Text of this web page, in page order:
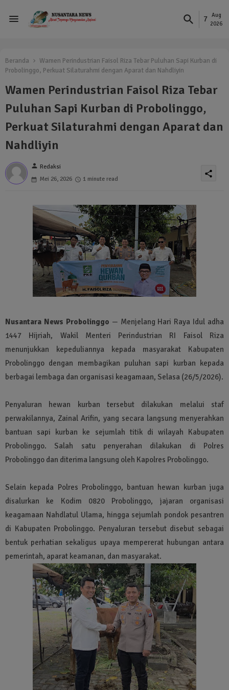
7
Aug
2026
Beranda
Wamen Perindustrian Faisol Riza Tebar Puluhan Sapi Kurban di
Probolinggo, Perkuat Silaturahmi dengan Aparat dan Nahdliyin
Wamen Perindustrian Faisol Riza Tebar
Puluhan Sapi Kurban di Probolinggo,
Perkuat Silaturahmi dengan Aparat dan
Nahdliyin
person Redaksi
Mei 26, 2026
1 minute read
share
Nusantara News Probolinggo — Menjelang Hari Raya Idul adha
1447 Hijriah, Wakil Menteri Perindustrian RI Faisol Riza
menunjukkan kepeduliannya kepada masyarakat Kabupaten
Probolinggo dengan membagikan puluhan sapi kurban kepada
berbagai lembaga dan organisasi keagamaan, Selasa (26/5/2026).
Penyaluran hewan kurban tersebut dilakukan melalui staf
perwakilannya, Zainal Arifin, yang secara langsung menyerahkan
bantuan sapi kurban ke sejumlah titik di wilayah Kabupaten
Probolinggo. Salah satu penyerahan dilakukan di Polres
Probolinggo dan diterima langsung oleh Kapolres Probolinggo.
Selain kepada Polres Probolinggo, bantuan hewan kurban juga
disalurkan ke Kodim 0820 Probolinggo, jajaran organisasi
keagamaan Nahdlatul Ulama, hingga sejumlah pondok pesantren
di Kabupaten Probolinggo. Penyaluran tersebut disebut sebagai
bentuk perhatian sekaligus upaya mempererat hubungan antara
pemerintah, aparat keamanan, dan masyarakat.